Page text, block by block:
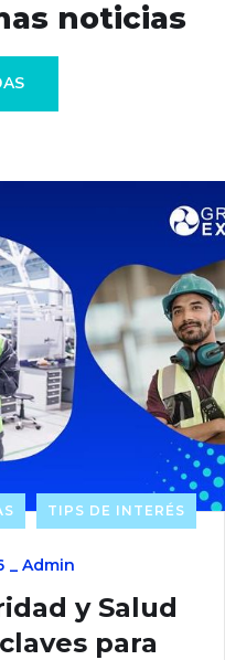
noticias
TIPS DE INTERÉS
Admin
y Salud
para